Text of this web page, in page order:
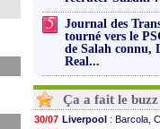
5
Journal des
tourné vers le
de Salah connu,
Real...
Ça a fait le
30/07 Liverpool : Barcola,